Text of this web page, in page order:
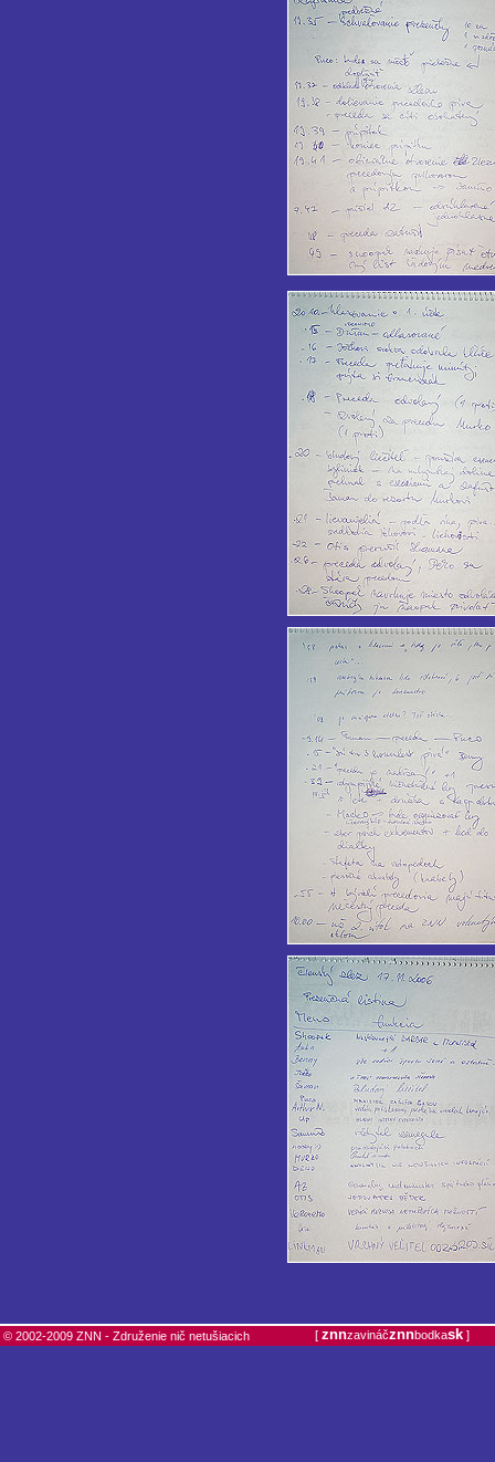
© 2002-2009 ZNN - Združenie nič netušiacich [ znnzavináčznnbodkask ]